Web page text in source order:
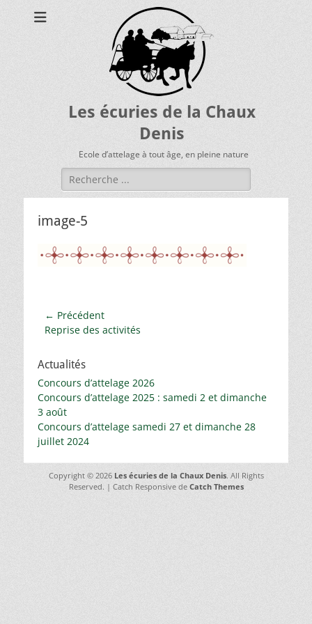
Les écuries de la Chaux
Denis
Ecole d’attelage à tout âge, en pleine nature
Rechercher :
image-5
Navigation
de
← Précédent
Article
Reprise des activités
Actualités
Concours d’attelage 2026
Concours d’attelage 2025 : samedi 2 et dimanche
3 août
Concours d’attelage samedi 27 et dimanche 28
juillet 2024
Copyright © 2026 Les écuries de la Chaux Denis. All Rights
Reserved. | Catch Responsive de Catch Themes